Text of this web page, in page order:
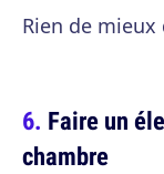
Rien de
Faire un
chambre